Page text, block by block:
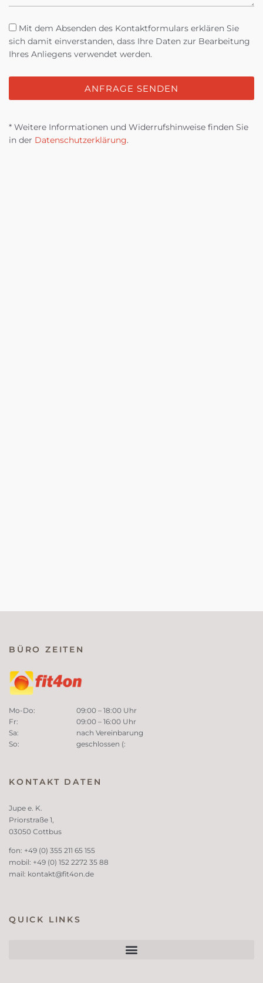
Mit dem Absenden des Kontaktformulars erklären Sie
sich damit einverstanden, dass Ihre Daten zur Bearbeitung
Ihres Anliegens verwendet werden.
ANFRAGE SENDEN
* Weitere Informationen und Widerrufshinweise finden Sie
in der Datenschutzerklärung.
BÜRO ZEITEN
Mo-Do:
09:00 – 18:00 Uhr
Fr:
09:00 – 16:00 Uhr
Sa:
nach Vereinbarung
So:
geschlossen (:
KONTAKT DATEN
Jupe e. K.
Priorstraße 1,
03050 Cottbus
fon: +49 (0) 355 211 65 155
mobil: +49 (0) 152 2272 35 88
mail: kontakt@fit4on.de
QUICK LINKS